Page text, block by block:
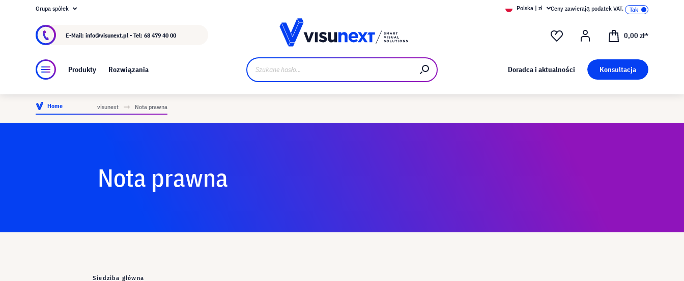
O visunext.pl
Grupa spółek Polska | zł Ceny zawierają podatek VAT.
E-Mail: info@visunext.pl - Tel: 68 479 40 00 0,00 zł*
Produkty Rozwiązania Doradca i aktualności Konsultacja
Home visunext Nota prawna
Nota prawna
Siedziba główna